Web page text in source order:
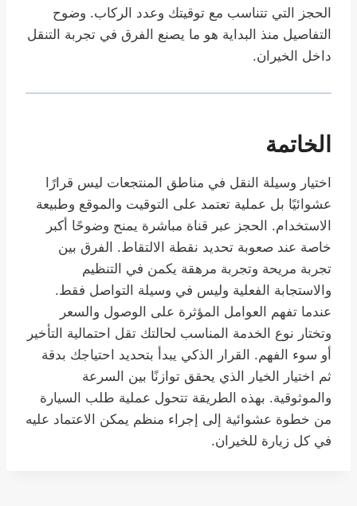
الحجز التي تتناسب مع توقيتك وعدد الركاب. وضوح
التفاصيل منذ البداية هو ما يصنع الفرق في تجربة التنقل
داخل الخيران.
الخاتمة
اختيار وسيلة النقل في مناطق المنتجعات ليس قرارًا
عشوائيًا بل عملية تعتمد على التوقيت والموقع وطبيعة
الاستخدام. الحجز عبر قناة مباشرة يمنح وضوحًا أكبر
خاصة عند صعوبة تحديد نقطة الالتقاط. الفرق بين
تجربة مريحة وتجربة مرهقة يكمن في التنظيم
والاستجابة الفعلية وليس في وسيلة التواصل فقط.
عندما تفهم العوامل المؤثرة على الوصول والسعر
وتختار نوع الخدمة المناسب لحالتك تقل احتمالية التأخير
أو سوء الفهم. القرار الذكي يبدأ بتحديد احتياجك بدقة
ثم اختيار الخيار الذي يحقق توازنًا بين السرعة
والموثوقية. بهذه الطريقة تتحول عملية طلب السيارة
من خطوة عشوائية إلى إجراء منظم يمكن الاعتماد عليه
في كل زيارة للخيران.